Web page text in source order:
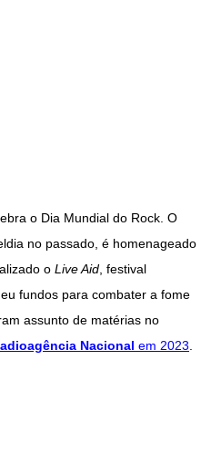
o Dia Mundial do Rock. O
no passado, é homenageado
o Live Aid, festival
fundos para combater a fome
assunto de matérias no
Nacional em 2023.